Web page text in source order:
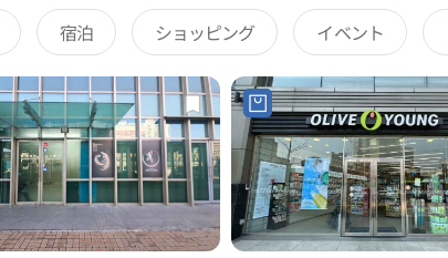
宿泊 ショッピング イベント